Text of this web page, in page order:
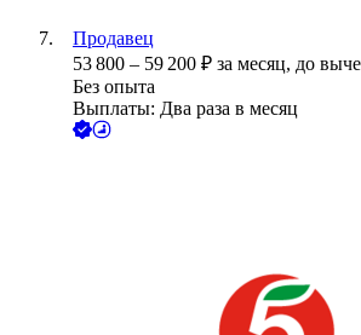
Продавец
53 800 – 59 200 ₽ за месяц, до
Без опыта
Выплаты: Два раза в месяц